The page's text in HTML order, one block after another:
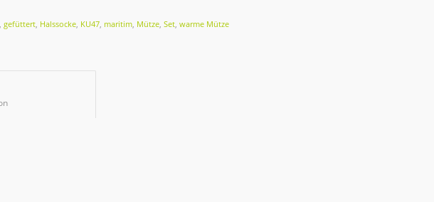
,gefüttert Halssocke KU47 maritim Mütze ,Set ,warme Mütze